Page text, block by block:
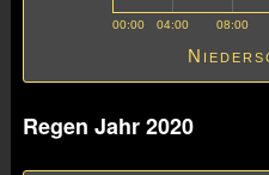
00:00 04:00 08:00
Regen Jahr 2020